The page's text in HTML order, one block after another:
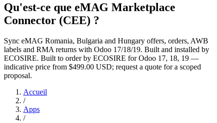
Qu'est-ce que eMAG Marketplace
Connector (CEE) ?
Sync eMAG Romania, Bulgaria and Hungary offers, orders, AWB
labels and RMA returns with Odoo 17/18/19. Built and installed by
ECOSIRE. Built to order by ECOSIRE for Odoo 17, 18, 19 —
indicative price from $499.00 USD; request a quote for a scoped
proposal.
Accueil
/
Apps
/